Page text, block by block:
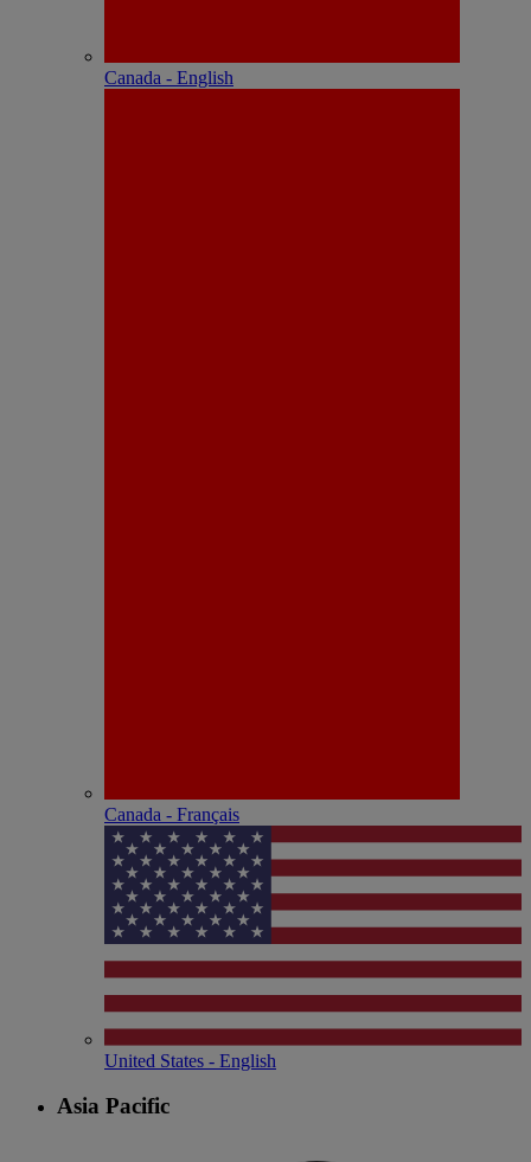
Canada - English
Canada - Français
United States - English
Asia Pacific